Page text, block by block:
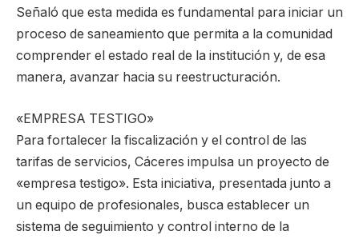
Señaló que esta medida es fundamental para iniciar un
proceso de saneamiento que permita a la comunidad
comprender el estado real de la institución y, de esa
manera, avanzar hacia su reestructuración.
«EMPRESA TESTIGO»
Para fortalecer la fiscalización y el control de las
tarifas de servicios, Cáceres impulsa un proyecto de
«empresa testigo». Esta iniciativa, presentada junto a
un equipo de profesionales, busca establecer un
sistema de seguimiento y control interno de la